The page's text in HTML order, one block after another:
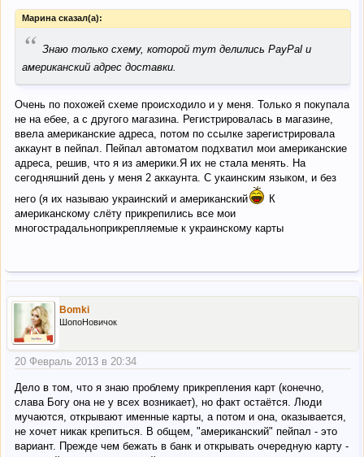
Марина сказал(а):
“ Знаю только схему, которой тут делились PayPal и
американский адрес доставки.
Очень по похожей схеме происходило и у меня. Только я покупала
не на ебее, а с другого магазина. Регистрировалась в магазине,
ввела американские адреса, потом по ссылке зарегистрировала
аккаунт в пейпал. Пейпал автоматом подхватил мои американские
адреса, решив, что я из америки.Я их не стала менять. На
сегодняшний день у меня 2 аккаунта. С укаинским языком, и без
него (я их называю украинский и американский
К
американскому слёту прикрепились все мои
многострадальноприкрепляемые к украинскому карты
Bomki
ШопоНовичок
20 Февраль 2013 в 20:34
Дело в том, что я знаю проблему прикрепления карт (конечно,
слава Богу она не у всех возникает), но факт остаётся. Люди
мучаются, открывают именные карты, а потом и она, оказывается,
не хочет никак крепиться. В общем, "американский" пейпал - это
вариант. Прежде чем бежать в банк и открывать очередную карту -